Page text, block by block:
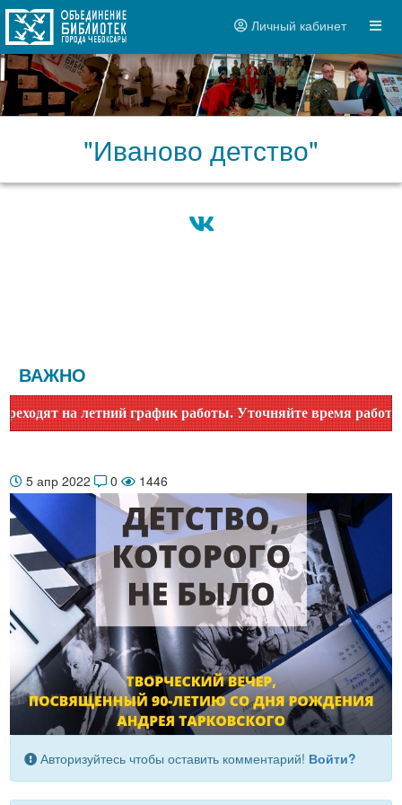
Личный кабинет
"Иваново детство"
ВАЖНО
на летний график работы. Уточняйте время работы
5 апр 2022 0 1446
Авторизуйтесь чтобы оставить комментарий! Войти?